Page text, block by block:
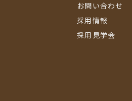
お問い合わせ
採用情報
採用見学会